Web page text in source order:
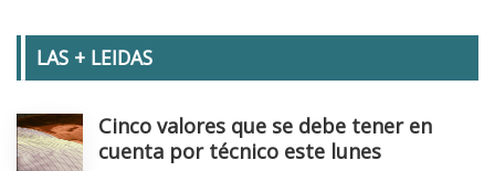
LAS + LEIDAS
Cinco valores que se debe tener en
cuenta por técnico este lunes